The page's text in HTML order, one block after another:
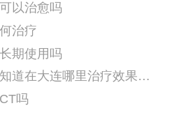
以治愈吗
治疗
期使用吗
道在大连哪里治疗效果最
吗